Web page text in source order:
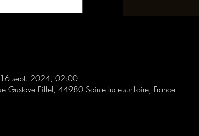
sept. 2024, 02:00
Gustave Eiffel, 44980 Sainte-Luce-sur-Loire, France